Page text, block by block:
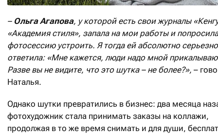
– Ольга Агапова, у которой есть свои журналы
«Академия стиля», запала на мои работы и
фотосессию устроить. Я тогда ей абсолютно серьезно
ответила: «Мне кажется, люди надо мной
Разве вы не видите, что это шутка – не более?», –
Наталья.
Однако шутки превратились в бизнес: два месяца
фотохудожник стала принимать заказы на коллажи,
продолжая в то же время снимать и для души,